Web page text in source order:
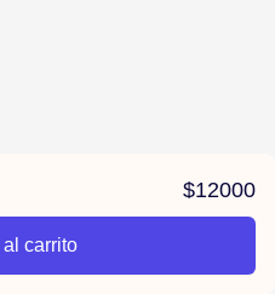
$12000
carrito
Promo%201